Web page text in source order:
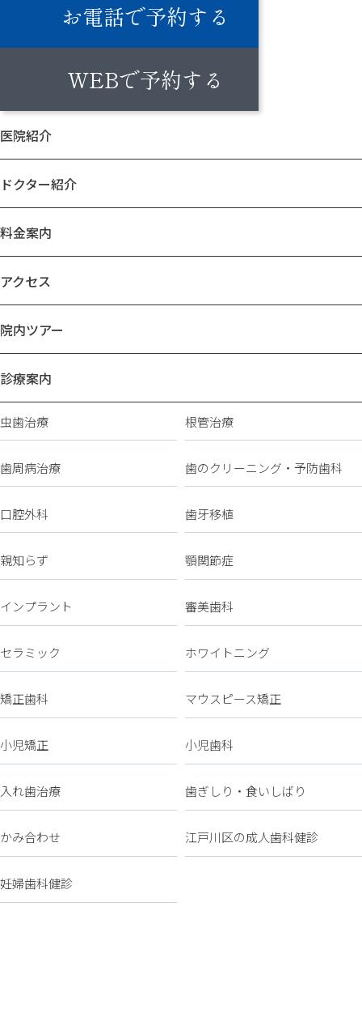
お電話で予約する
WEBで予約する
医院紹介
ドクター紹介
料金案内
アクセス
院内ツアー
診療案内
虫歯治療 根管治療
歯周病治療 歯のクリーニング・予防歯科
口腔外科 歯牙移植
親知らず 顎関節症
インプラント 審美歯科
セラミック ホワイトニング
矯正歯科 マウスピース矯正
小児矯正 小児歯科
入れ歯治療 歯ぎしり・食いしばり
かみ合わせ 江戸川区の成人歯科健診
妊婦歯科健診